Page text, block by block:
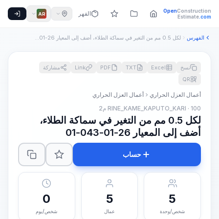
OpenConstruction
Estimate.com الفهرس AR
الفهرس لكل 0.5 مم من التغير في سماكة الطلاء، أضف إلى المعيار 26-01-...
نسخ Excel
TXT
PDF
Link
مشاركة
QR
أعمال العزل الحراري
أعمال العزل الحراري
RINE_KAME_KAPUTO_KARI · 100 م2
لكل 0.5 مم من التغير في سماكة الطلاء،
أضف إلى المعيار 26-01-043-01
حساب
5
شخص/وحدة
5
عمال
0
شخص/يوم